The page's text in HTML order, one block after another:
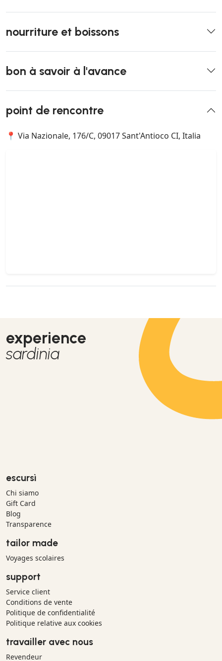
nourriture et boissons
bon à savoir à l'avance
point de rencontre
📍 Via Nazionale, 176/C, 09017 Sant'Antioco CI, Italia
experience
sardinia
escursì
Chi siamo
Gift Card
Blog
Transparence
tailor made
Voyages scolaires
support
Service client
Conditions de vente
Politique de confidentialité
Politique relative aux cookies
travailler avec nous
Revendeur